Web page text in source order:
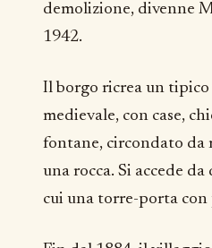
demolizione, divenne
1942.
Il borgo ricrea un
medievale, con case,
fontane, circondato da
una rocca. Si accede
cui una torre-porta